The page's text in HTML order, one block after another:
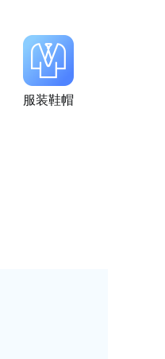
服装鞋帽